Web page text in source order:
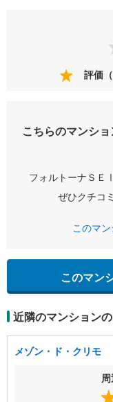
評価（
こちらのマンシ
フォルトーナＳＥ
ぜひクチコ
このマ
このマン
近隣のマンション
メゾン・ド・クリモ